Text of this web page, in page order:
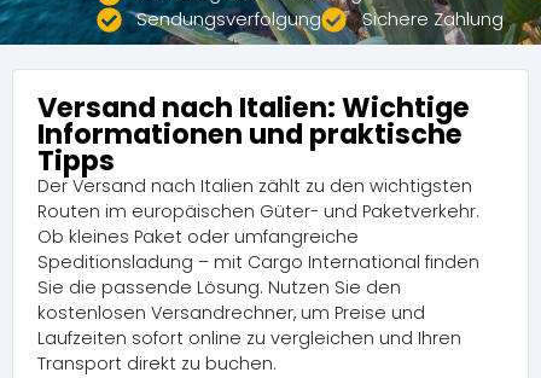
Sendungsverfolgung
Sichere Zahlung
Versand nach Italien: Wichtige
Informationen und praktische
Tipps
Der Versand nach Italien zählt zu den wichtigsten
Routen im europäischen Güter- und Paketverkehr.
Ob kleines Paket oder umfangreiche
Speditionsladung – mit Cargo International finden
Sie die passende Lösung. Nutzen Sie den
kostenlosen Versandrechner, um Preise und
Laufzeiten sofort online zu vergleichen und Ihren
Transport direkt zu buchen.